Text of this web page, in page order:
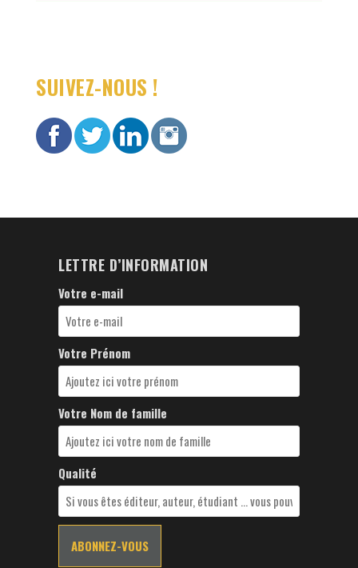
SUIVEZ-NOUS !
LETTRE D’INFORMATION
Votre e-mail
Votre Prénom
Votre Nom de famille
Qualité